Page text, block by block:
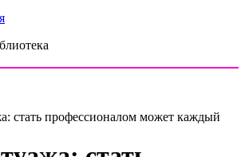
стать профессионалом может каждый